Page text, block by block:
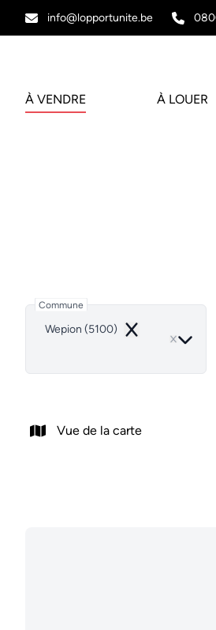
info@lopportunite.be
À VENDRE À LOUER
Commune
Wepion (5100)
Remove
Vue de la carte